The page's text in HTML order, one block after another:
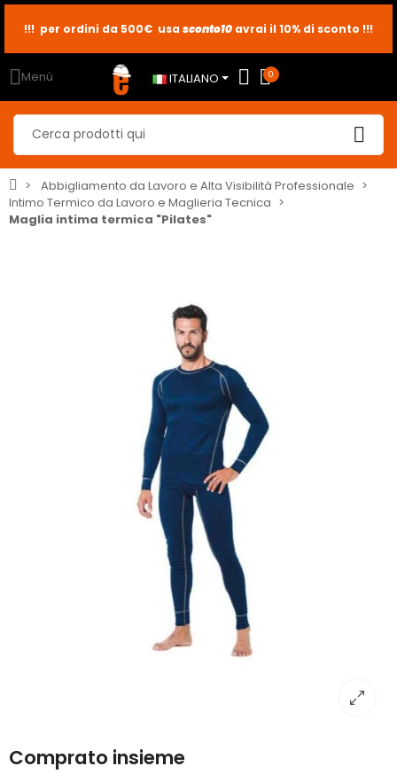
sconto2
sconto5
sconto10
Menù ITALIANO 0
Abbigliamento da Lavoro e Alta Visibilità Professionale
Intimo Termico da Lavoro e Maglieria Tecnica
Maglia intima termica "Pilates"
Comprato insieme